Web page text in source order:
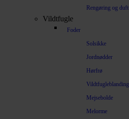
Rengøring og duft
Vildtfugle
Foder
Solsikke
Jordnødder
Hørfrø
Vildtfugleblanding
Mejsebolde
Melorme